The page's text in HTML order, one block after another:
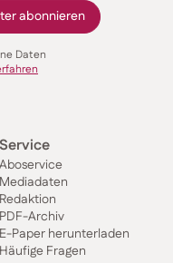
Daten
Service
Aboservice
Mediadaten
Redaktion
PDF-Archiv
E-Paper herunterladen
Häufige Fragen